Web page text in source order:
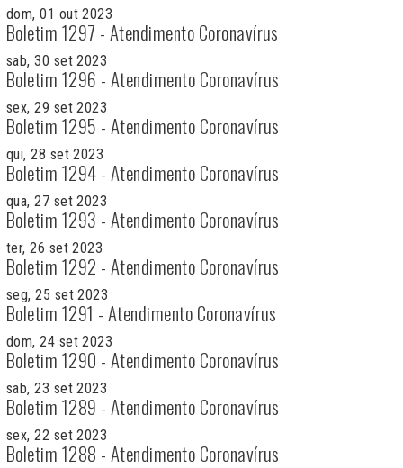
dom, 01 out 2023
Boletim 1297 - Atendimento Coronavírus
sab, 30 set 2023
Boletim 1296 - Atendimento Coronavírus
sex, 29 set 2023
Boletim 1295 - Atendimento Coronavírus
qui, 28 set 2023
Boletim 1294 - Atendimento Coronavírus
qua, 27 set 2023
Boletim 1293 - Atendimento Coronavírus
ter, 26 set 2023
Boletim 1292 - Atendimento Coronavírus
seg, 25 set 2023
Boletim 1291 - Atendimento Coronavírus
dom, 24 set 2023
Boletim 1290 - Atendimento Coronavírus
sab, 23 set 2023
Boletim 1289 - Atendimento Coronavírus
sex, 22 set 2023
Boletim 1288 - Atendimento Coronavírus